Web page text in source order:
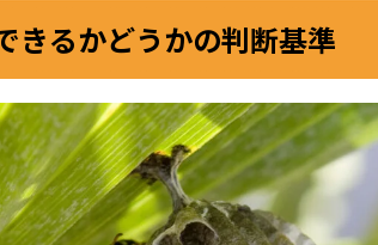
きるかどうかの判断基準